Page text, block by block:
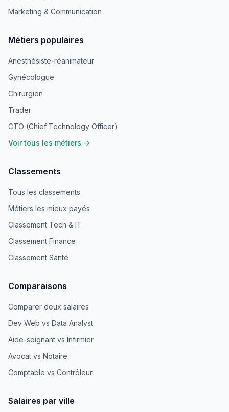
Marketing & Communication
Métiers populaires
Anesthésiste-réanimateur
Gynécologue
Chirurgien
Trader
CTO (Chief Technology Officer)
Voir tous les métiers →
Classements
Tous les classements
Métiers les mieux payés
Classement Tech & IT
Classement Finance
Classement Santé
Comparaisons
Comparer deux salaires
Dev Web vs Data Analyst
Aide-soignant vs Infirmier
Avocat vs Notaire
Comptable vs Contrôleur
Salaires par ville